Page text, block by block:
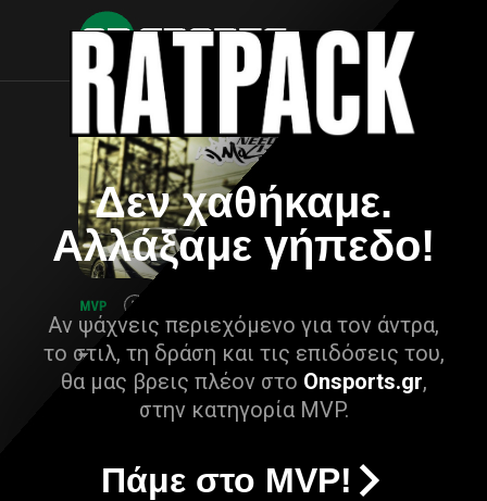
Δεν χαθήκαμε.
Αλλάξαμε γήπεδο!
Αν ψάχνεις περιεχόμενο για τον άντρα,
το στιλ, τη δράση και τις επιδόσεις του,
θα μας βρεις πλέον στο Onsports.gr,
στην κατηγορία MVP.
Πάμε στο MVP!